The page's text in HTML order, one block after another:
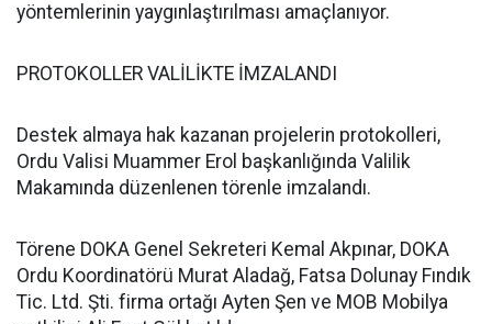
yöntemlerinin yaygınlaştırılması amaçlanıyor.
PROTOKOLLER VALİLİKTE İMZALANDI
Destek almaya hak kazanan projelerin protokolleri,
Ordu Valisi Muammer Erol başkanlığında Valilik
Makamında düzenlenen törenle imzalandı.
Törene DOKA Genel Sekreteri Kemal Akpınar, DOKA
Ordu Koordinatörü Murat Aladağ, Fatsa Dolunay Fındık
Tic. Ltd. Şti. firma ortağı Ayten Şen ve MOB Mobilya